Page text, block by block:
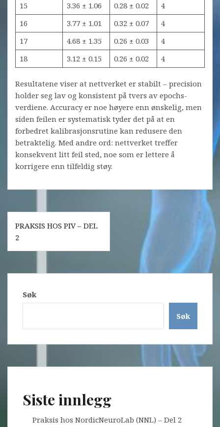
15 3.36 ± 1.06 0.28 ± 0.02
4
16
3.77 ± 1.01 0.32 ± 0.07
4
17
4.68 ± 1.35 0.26 ± 0.03
4
18
3.12 ± 0.15 0.26 ± 0.02 4
Resultatene viser at nettverket er stabilt – precision
holder seg lav og konsistent på tvers av epochs-
verdiene. Accuracy er noe høyere enn ønskelig, men
siden feilen er systematisk tyder det på at en
forbedret kalibrasjonsrutine kan redusere den
betraktelig. Med andre ord: nettverket treffer
konsekvent litt feil sted, noe som er lettere å
korrigere enn tilfeldig støy.
Innleggsnavigasjon
PRAKSIS HOS PIV – DEL
2
Søk
Søk
Siste innlegg
Praksis hos NordicNeuroLab (NNL) – Del 2